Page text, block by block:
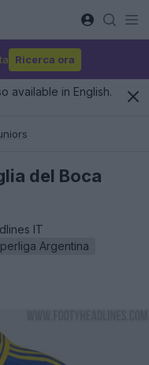
Ricerca ora
available in English.
del Boca
IT
Argentina